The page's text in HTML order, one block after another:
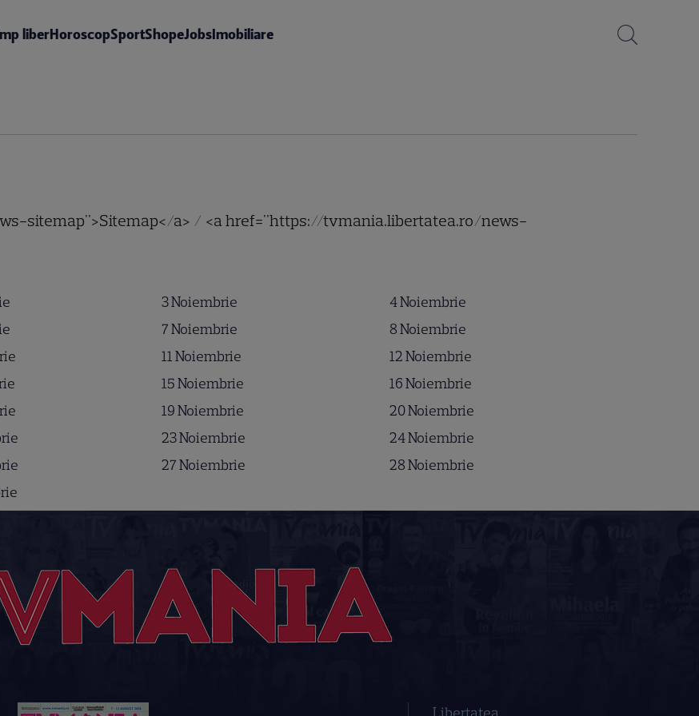
liberHoroscopSportShopeJobsImobiliare
sitemap">Sitemap</a> / <a href="https://tvmania.libertatea.ro/news-
3 Noiembrie
4 Noiembrie
7 Noiembrie
8 Noiembrie
11 Noiembrie
12 Noiembrie
15 Noiembrie
16 Noiembrie
19 Noiembrie
20 Noiembrie
23 Noiembrie
24 Noiembrie
27 Noiembrie
28 Noiembrie